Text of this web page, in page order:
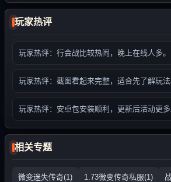
玩家热评
玩家热评：行会战比较热闹，晚上在线人多。
玩家热评：截图看起来完整，适合先了解玩法
玩家热评：安卓包安装顺利，更新后活动更多
相关专题
微变迷失传奇(1) 1.73微变传奇私服(1)